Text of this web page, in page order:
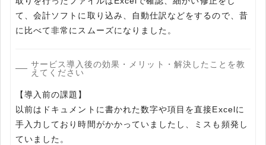
て、会計ソフトに取り込み、自動仕訳などをするので、昔
に比べて非常にスムーズになりました。
サービス導入後の効果・メリット・解決したことを教
えてください
【導入前の課題】
以前はドキュメントに書かれた数字や項目を直接Excelに
手入力しており時間がかかっていましたし、ミスも頻発し
ていました。